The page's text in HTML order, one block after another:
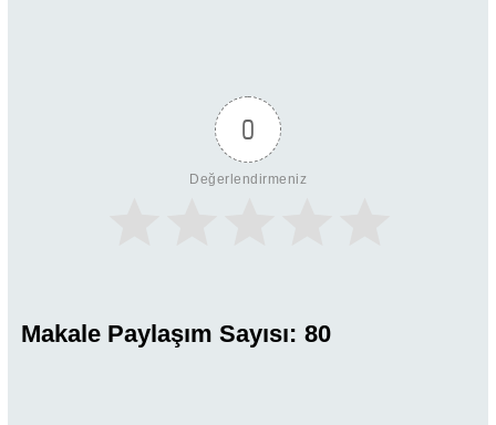
0
Değerlendirmeniz
Makale Paylaşım Sayısı: 80